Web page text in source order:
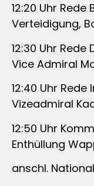
12:20 Uhr
Verteidigung,
12:30 Uhr
Vice Admiral
12:40 Uhr
Vizeadmiral
12:50 Uhr
Enthüllung
anschl.